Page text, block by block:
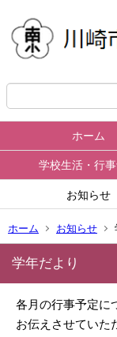
ホーム
学校生活・行
お知らせ
ホーム お知らせ
学年だより
各月の行事予定に
お伝えさせていた